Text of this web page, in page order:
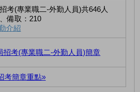
考(專業職二-外勤人員)共646人
備取：210
介紹
招考(專業職二-外勤人員)簡章
考簡章重點»